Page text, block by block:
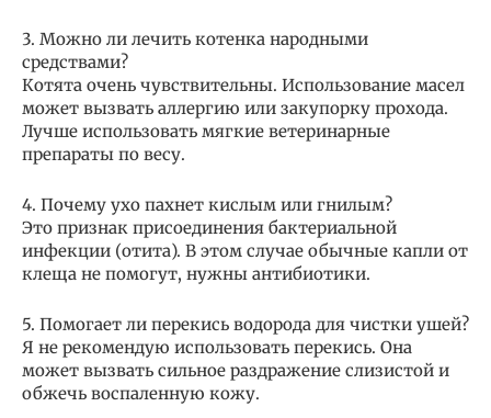
3. Можно ли лечить котенка народными
средствами?
Котята очень чувствительны. Использование масел
может вызвать аллергию или закупорку прохода.
Лучше использовать мягкие ветеринарные
препараты по весу.
4. Почему ухо пахнет кислым или гнилым?
Это признак присоединения бактериальной
инфекции (отита). В этом случае обычные капли от
клеща не помогут, нужны антибиотики.
5. Помогает ли перекись водорода для чистки ушей?
Я не рекомендую использовать перекись. Она
может вызвать сильное раздражение слизистой и
обжечь воспаленную кожу.